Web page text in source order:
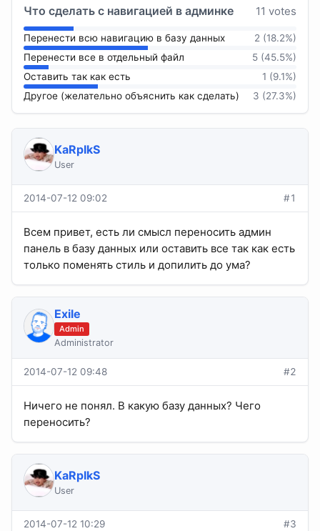
Что сделать с навигацией в админке 11 votes
Перенести всю навигацию в базу данных
2 (18.2%)
Перенести все в отдельный файл
5 (45.5%)
Оставить так как есть
1 (9.1%)
Другое (желательно объяснить как сделать)
3 (27.3%)
KaRpIkS
User
2014-07-12 09:02 #1
Всем привет, есть ли смысл переносить админ
панель в базу данных или оставить все так как есть
только поменять стиль и допилить до ума?
Exile
Admin
Administrator
2014-07-12 09:48 #2
Ничего не понял. В какую базу данных? Чего
переносить?
KaRpIkS
User
2014-07-12 10:29 #3